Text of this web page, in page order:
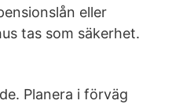
eller
tas som säkerhet.
Planera i förväg